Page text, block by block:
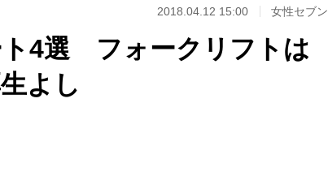
2018.04.12 15:00 女性セブン
ト4選 フォークリフトは
よし